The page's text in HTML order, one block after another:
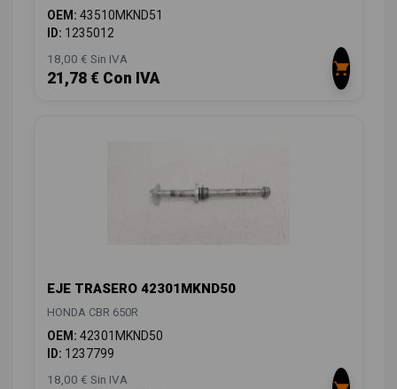
OEM: 43510MKND51
ID: 1235012
18,00 € Sin IVA
21,78 € Con IVA
EJE TRASERO 42301MKND50
HONDA CBR 650R
OEM: 42301MKND50
ID: 1237799
18,00 € Sin IVA